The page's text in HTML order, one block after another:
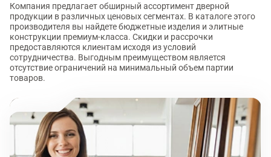
Компания предлагает обширный ассортимент дверной
продукции в различных ценовых сегментах. В каталоге этого
производителя вы найдете бюджетные изделия и элитные
конструкции премиум-класса. Скидки и рассрочки
предоставляются клиентам исходя из условий
сотрудничества. Выгодным преимуществом является
отсутствие ограничений на минимальный объем партии
товаров.